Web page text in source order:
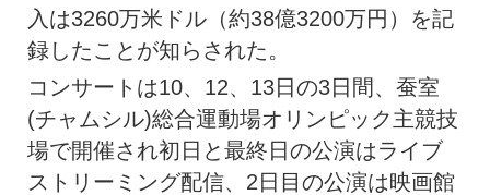
入は3260万米ドル（約38億3200万円）を記
録したことが知らされた。
コンサートは10、12、13日の3日間、蚕室
(チャムシル)総合運動場オリンピック主競技
場で開催され初日と最終日の公演はライブ
ストリーミング配信、2日目の公演は映画館